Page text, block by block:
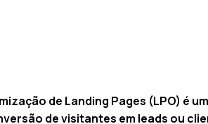
de Landing Pages (LPO) é
de visitantes em leads ou